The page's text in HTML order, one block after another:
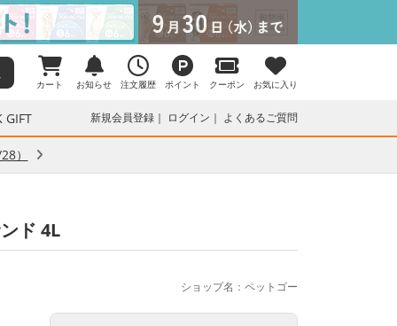
カート お知らせ 注文履歴 ポイント クーポン お気に入り
GIFT 新規会員登録 ログイン よくあるご質問
）
ド 4L
ショップ名：ペットゴー